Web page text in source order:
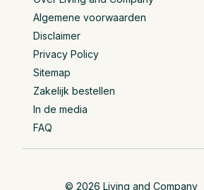
Algemene voorwaarden
Disclaimer
Privacy Policy
Sitemap
Zakelijk bestellen
In de media
FAQ
© 2026 Living and Company